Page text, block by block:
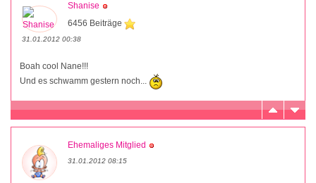
Shanise
6456 Beiträge
31.01.2012 00:38
Boah cool Nane!!!
Und es schwamm gestern noch...
Ehemaliges Mitglied
31.01.2012 08:15